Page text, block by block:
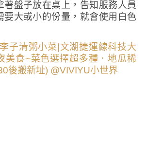
著盤子放在桌上，告知服務人員
要大或小的份量，就會使用白色